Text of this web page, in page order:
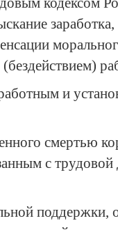
и
смертью
с трудовой